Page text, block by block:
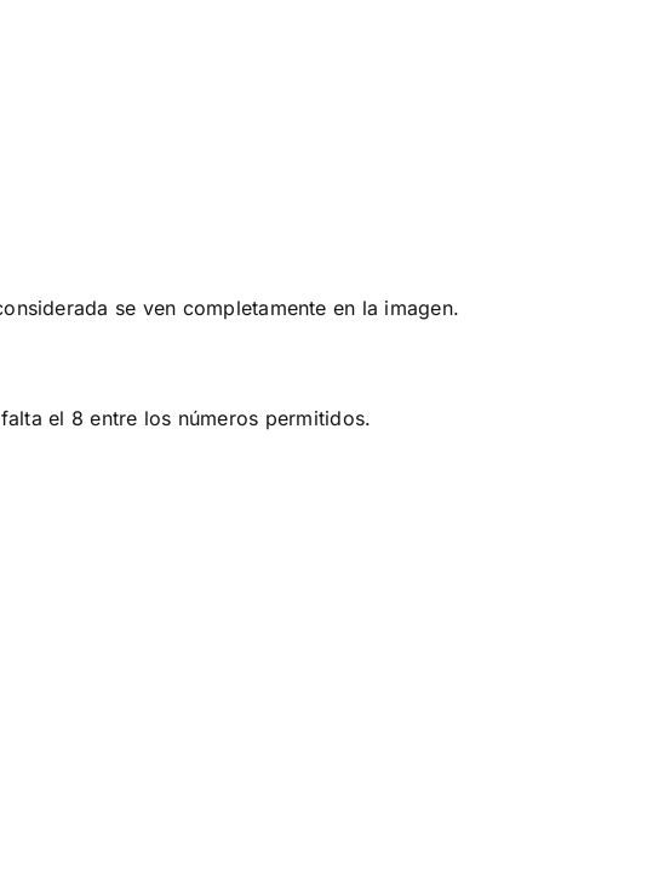
se ven completamente en la imagen.
el 8 entre los números permitidos.